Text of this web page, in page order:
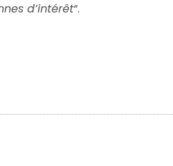
d’intérêt“.